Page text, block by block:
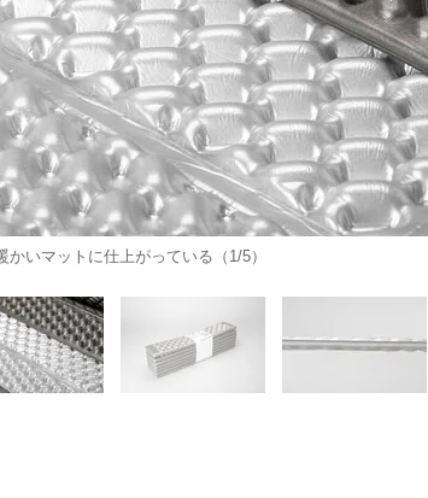
いマットに仕上がっている（1/5）